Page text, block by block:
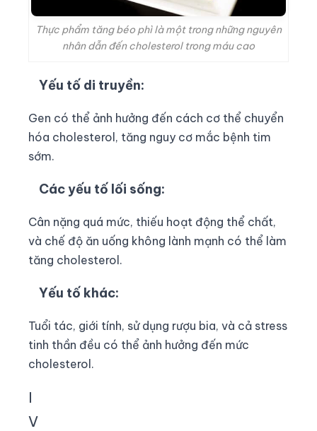
Thực phẩm tăng béo phì là một trong những nguyên
nhân dẫn đến cholesterol trong máu cao
Yếu tố di truyền:
Gen có thể ảnh hưởng đến cách cơ thể chuyển
hóa cholesterol, tăng nguy cơ mắc bệnh tim
sớm.
Các yếu tố lối sống:
Cân nặng quá mức, thiếu hoạt động thể chất,
và chế độ ăn uống không lành mạnh có thể làm
tăng cholesterol.
Yếu tố khác:
Tuổi tác, giới tính, sử dụng rượu bia, và cả stress
tinh thần đều có thể ảnh hưởng đến mức
cholesterol.
I
V